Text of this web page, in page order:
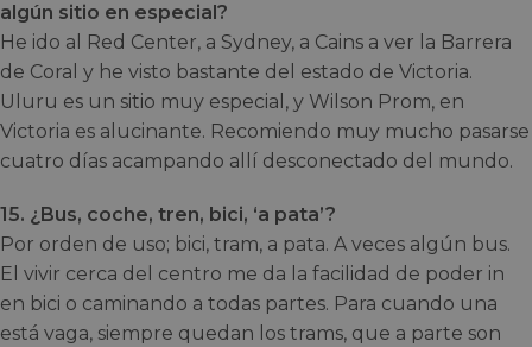
algún sitio en especial?
He ido al Red Center, a Sydney, a Cains a ver la Barrera
de Coral y he visto bastante del estado de Victoria.
Uluru es un sitio muy especial, y Wilson Prom, en
Victoria es alucinante. Recomiendo muy mucho pasarse
cuatro días acampando allí desconectado del mundo.
15. ¿Bus, coche, tren, bici, ‘a pata’?
Por orden de uso; bici, tram, a pata. A veces algún bus.
El vivir cerca del centro me da la facilidad de poder in
en bici o caminando a todas partes. Para cuando una
está vaga, siempre quedan los trams, que a parte son